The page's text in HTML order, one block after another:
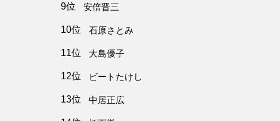
9位 安倍晋三
10位 石原さとみ
11位 大島優子
12位 ビートたけし
13位 中居正広